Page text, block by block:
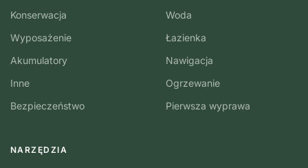
Konserwacja
Wyposażenie
Akumulatory
Inne
Bezpieczeństwo
Woda
Łazienka
Nawigacja
Ogrzewanie
Pierwsza wyprawa
NARZĘDZIA